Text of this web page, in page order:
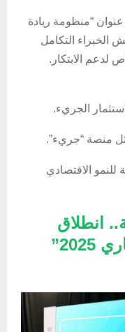
“منظومة ريادة
الخبراء التكامل
لدعم الابتكار.
الجريء.
منصة “جريء”.
للنمو الاقتصادي
انطلاق
“معرض أبها للامتياز التجاري 2025”